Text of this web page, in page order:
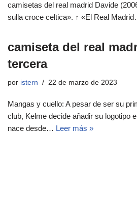
camisetas del real madrid Davide
sulla croce celtica». ↑ «El Real
camiseta del real
tercera
por istern 22 de marzo de 2023
Mangas y cuello: A pesar de ser su
club, Kelme decide añadir su logotipo
nace desde… Leer más »